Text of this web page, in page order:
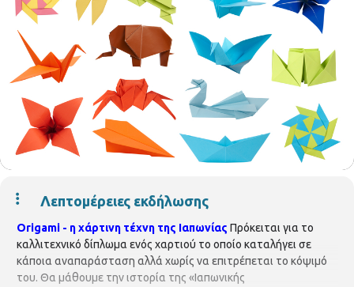
Λεπτομέρειες εκδήλωσης
Origami - η χάρτινη τέχνη της Ιαπωνίας Πρόκειται για το
καλλιτεχνικό δίπλωμα ενός χαρτιού το οποίο καταλήγει σε
κάποια αναπαράσταση αλλά χωρίς να επιτρέπεται το κόψιμό
του. Θα μάθουμε την ιστορία της «Ιαπωνικής